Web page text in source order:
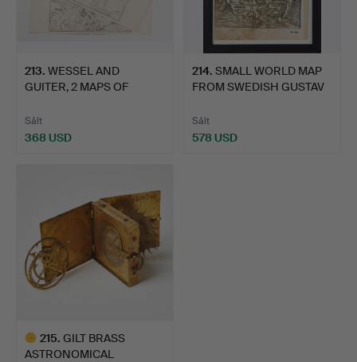
213. WESSEL AND
GUITER, 2 MAPS OF
Sålt
368 USD
214. SMALL WORLD MAP
FROM SWEDISH GUSTAV
Sålt
578 USD
215. GILT BRASS
ASTRONOMICAL